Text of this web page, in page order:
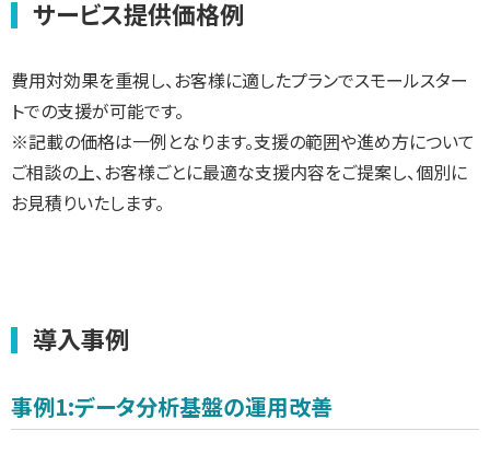
サービス提供価格例
費用対効果を重視し、お客様に適したプランでスモールスター
トでの支援が可能です。
※記載の価格は一例となります。支援の範囲や進め方について
ご相談の上、お客様ごとに最適な支援内容をご提案し、個別に
お見積りいたします。
導入事例
事例1:データ分析基盤の運用改善